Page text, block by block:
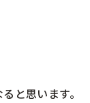
と思います。